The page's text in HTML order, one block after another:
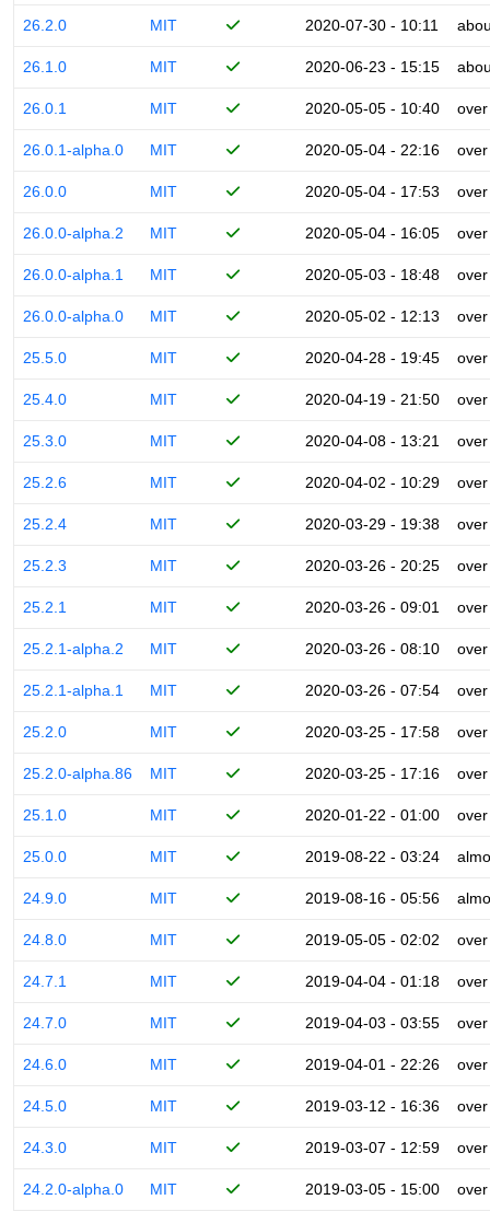
26.2.0 MIT 2020-07-30 - 10:11
26.1.0 MIT 2020-06-23 - 15:15
26.0.1 MIT 2020-05-05 - 10:40
26.0.1-alpha.0 MIT 2020-05-04 - 22:16
26.0.0 MIT 2020-05-04 - 17:53
26.0.0-alpha.2 MIT 2020-05-04 - 16:05
26.0.0-alpha.1 MIT 2020-05-03 - 18:48
26.0.0-alpha.0 MIT 2020-05-02 - 12:13
25.5.0 MIT 2020-04-28 - 19:45
25.4.0 MIT 2020-04-19 - 21:50
25.3.0 MIT 2020-04-08 - 13:21
25.2.6 MIT 2020-04-02 - 10:29
25.2.4 MIT 2020-03-29 - 19:38
25.2.3 MIT 2020-03-26 - 20:25
25.2.1 MIT 2020-03-26 - 09:01
25.2.1-alpha.2 MIT 2020-03-26 - 08:10
25.2.1-alpha.1 MIT 2020-03-26 - 07:54
25.2.0 MIT 2020-03-25 - 17:58
25.2.0-alpha.86 MIT 2020-03-25 - 17:16
25.1.0 MIT 2020-01-22 - 01:00
25.0.0 MIT 2019-08-22 - 03:24
24.9.0 MIT 2019-08-16 - 05:56
24.8.0 MIT 2019-05-05 - 02:02
24.7.1 MIT 2019-04-04 - 01:18
24.7.0 MIT 2019-04-03 - 03:55
24.6.0 MIT 2019-04-01 - 22:26
24.5.0 MIT 2019-03-12 - 16:36
24.3.0 MIT 2019-03-07 - 12:59
24.2.0-alpha.0 MIT 2019-03-05 - 15:00